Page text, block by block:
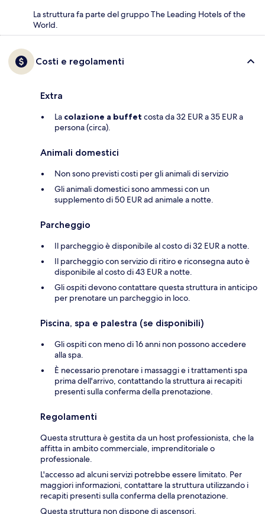
La struttura fa parte del gruppo The Leading Hotels of the
World.
Costi e regolamenti
Extra
La colazione a buffet costa da 32 EUR a 35 EUR a
persona (circa).
Animali domestici
Non sono previsti costi per gli animali di servizio
Gli animali domestici sono ammessi con un
supplemento di 50 EUR ad animale a notte.
Parcheggio
Il parcheggio è disponibile al costo di 32 EUR a notte.
Il parcheggio con servizio di ritiro e riconsegna auto è
disponibile al costo di 43 EUR a notte.
Gli ospiti devono contattare questa struttura in anticipo
per prenotare un parcheggio in loco.
Piscina, spa e palestra (se disponibili)
Gli ospiti con meno di 16 anni non possono accedere
alla spa.
È necessario prenotare i massaggi e i trattamenti spa
prima dell'arrivo, contattando la struttura ai recapiti
presenti sulla conferma della prenotazione.
Regolamenti
Questa struttura è gestita da un host professionista, che la
affitta in ambito commerciale, imprenditoriale o
professionale.
L'accesso ad alcuni servizi potrebbe essere limitato. Per
maggiori informazioni, contattare la struttura utilizzando i
recapiti presenti sulla conferma della prenotazione.
Questa struttura non dispone di ascensori.